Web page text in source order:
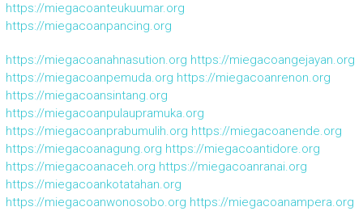
https://miegacoanteukuumar.org
https://miegacoanpancing.org
https://miegacoanahnasution.org https://miegacoangejayan.org
https://miegacoanpemuda.org https://miegacoanrenon.org
https://miegacoansintang.org
https://miegacoanpulaupramuka.org
https://miegacoanprabumulih.org https://miegacoanende.org
https://miegacoanagung.org https://miegacoantidore.org
https://miegacoanaceh.org https://miegacoanranai.org
https://miegacoankotatahan.org
https://miegacoanwonosobo.org https://miegacoanampera.org